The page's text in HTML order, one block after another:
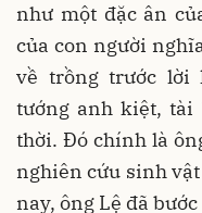
như một đặc ân
của con người
về trồng trước lời
tướng anh kiệt, tài
thời. Đó chính là
nghiên cứu sinh
nay, ông Lệ đã